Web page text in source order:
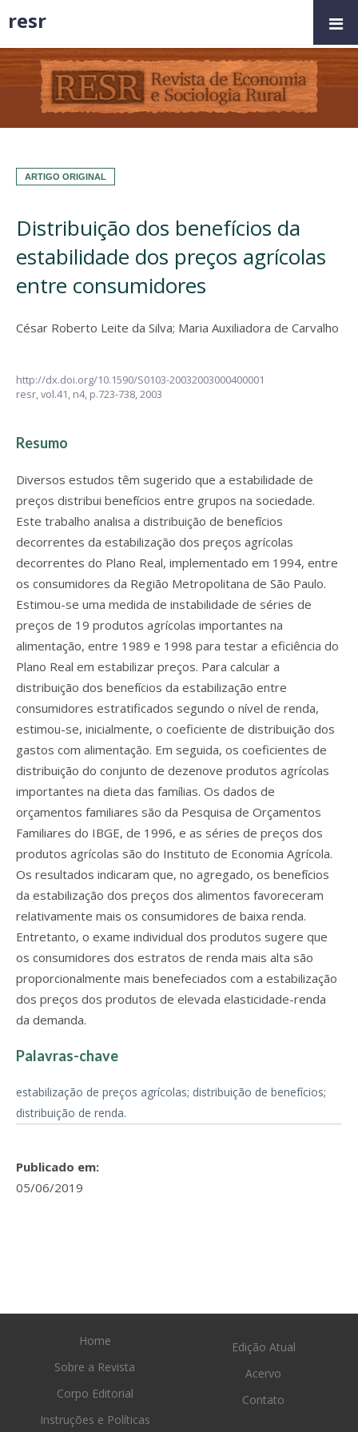
ARTIGO ORIGINAL
Distribuição dos benefícios da
estabilidade dos preços agrícolas
entre consumidores
César Roberto Leite da Silva; Maria Auxiliadora de Carvalho
http://dx.doi.org/10.1590/S0103-20032003000400001
resr,vol.41, n4, p.723-738, 2003
Resumo
Diversos estudos têm sugerido que a estabilidade de
preços distribui benefícios entre grupos na sociedade.
Este trabalho analisa a distribuição de benefícios
decorrentes da estabilização dos preços agrícolas
decorrentes do Plano Real, implementado em 1994, entre
os consumidores da Região Metropolitana de São Paulo.
Estimou-se uma medida de instabilidade de séries de
preços de 19 produtos agrícolas importantes na
alimentação, entre 1989 e 1998 para testar a eficiência do
Plano Real em estabilizar preços. Para calcular a
distribuição dos benefícios da estabilização entre
consumidores estratificados segundo o nível de renda,
estimou-se, inicialmente, o coeficiente de distribuição dos
gastos com alimentação. Em seguida, os coeficientes de
distribuição do conjunto de dezenove produtos agrícolas
importantes na dieta das famílias. Os dados de
orçamentos familiares são da Pesquisa de Orçamentos
Familiares do IBGE, de 1996, e as séries de preços dos
produtos agrícolas são do Instituto de Economia Agrícola.
Os resultados indicaram que, no agregado, os benefícios
da estabilização dos preços dos alimentos favoreceram
relativamente mais os consumidores de baixa renda.
Entretanto, o exame individual dos produtos sugere que
os consumidores dos estratos de renda mais alta são
proporcionalmente mais benefeciados com a estabilização
dos preços dos produtos de elevada elasticidade-renda
da demanda.
Palavras-chave
estabilização de preços agrícolas; distribuição de benefícios;
distribuição de renda.
Publicado em:
05/06/2019
Home
Sobre a Revista
Corpo Editorial
Instruções e Políticas
Edição Atual
Acervo
Contato
resr